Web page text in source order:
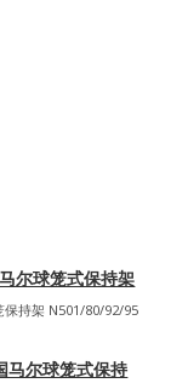
尔球笼式保持架
持架 N501/80/92/95
尔球笼式保持